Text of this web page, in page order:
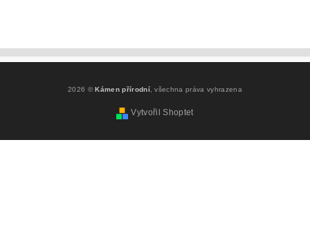
2026 ©Kámen přírodní, všechna práva vyhrazena
Vytvořil Shoptet